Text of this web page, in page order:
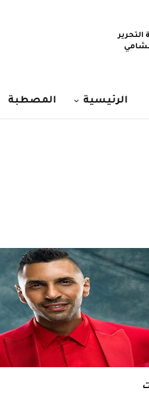
التحرير
الرئيسية المصطبة